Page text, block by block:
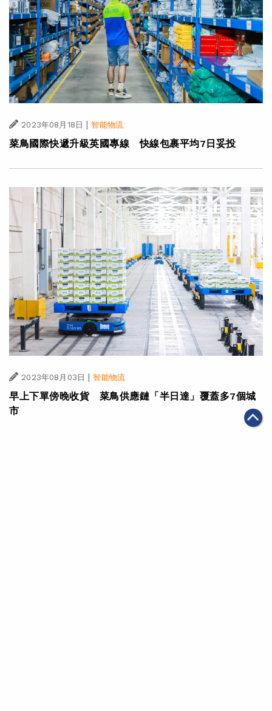
2023年08月18日 | 智能物流
菜鳥國際快遞升級英國專線 快線包裹平均7日妥投
2023年08月03日 | 智能物流
早上下單傍晚收貨 菜鳥供應鏈「半日達」覆蓋多7個城
市